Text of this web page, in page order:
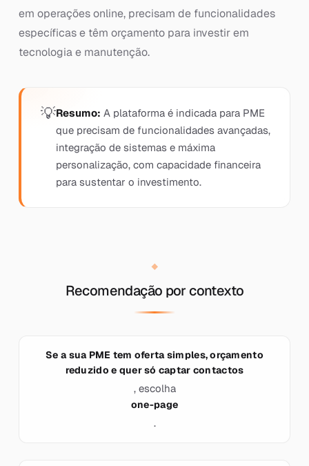
em operações online, precisam de funcionalidades
específicas e têm orçamento para investir em
tecnologia e manutenção.
Resumo: A plataforma é indicada para PME
que precisam de funcionalidades avançadas,
integração de sistemas e máxima
personalização, com capacidade financeira
para sustentar o investimento.
Recomendação por contexto
Se a sua PME tem oferta simples, orçamento
reduzido e quer só captar contactos
, escolha
one-page
.